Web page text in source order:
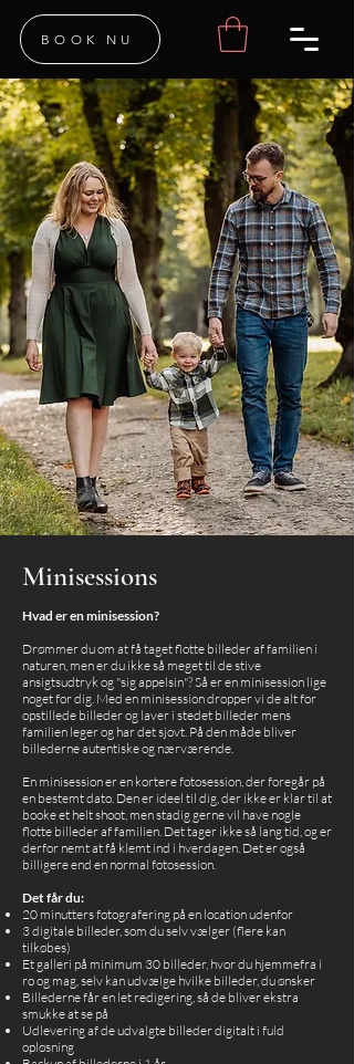
BOOK NU
Minisessions
Hvad er en minisession?
Drømmer du om at få taget flotte billeder affamilien i
naturen, men er du ikke så meget til de stive
ansigtsudtryk og "sig appelsin"? Så er en minisession lige
noget for dig. Med en minisession dropper vi de alt for
opstillede billeder og laver i stedet billeder mens
familien leger og har det sjovt. På den måde bliver
billederne autentiske og nærværende.
En minisession er en kortere fotosession, der foregår på
en bestemt dato. Den er ideel til dig, der ikke er klar til at
booke et helt shoot, men stadig gerne vil have nogle
flotte billeder af familien. Det tager ikke så lang tid, og er
derfor nemt at få klemt ind i hverdagen. Det er også
billigere end en normal fotosession.
Det får du:
20 minutters fotografering på en location udenfor
3 digitale billeder, som du selv vælger (flere kan
tilkøbes)
Et galleri på minimum 30 billeder, hvor du hjemmefra i
ro og mag, selv kan udvælge hvilke billeder, du ønsker
Billederne får en let redigering, så de bliver ekstra
smukke at se på
Udlevering af de udvalgte billeder digitalt i fuld
opløsning